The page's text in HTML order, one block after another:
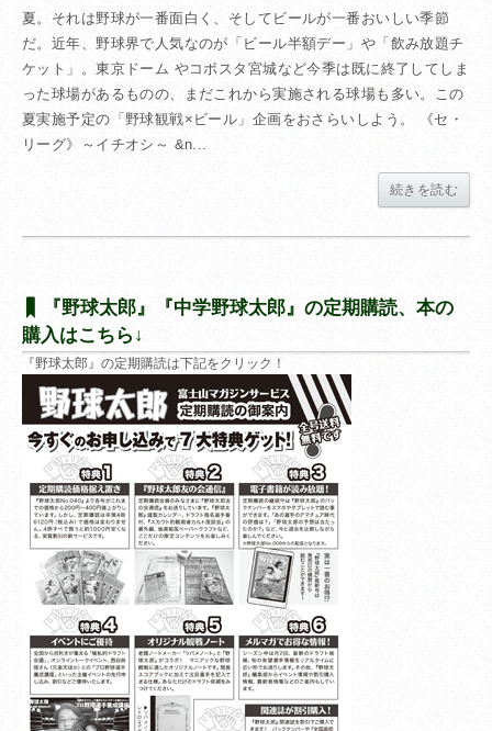
夏。それは野球が一番面白く、そしてビールが一番おいしい季節
だ。近年、野球界で人気なのが「ビール半額デー」や「飲み放題チ
ケット」。東京ドーム やコボスタ宮城など今季は既に終了してしま
った球場があるものの、まだこれから実施される球場も多い。この
夏実施予定の「野球観戦×ビール」企画をおさらいしよう。 《セ・
リーグ》～イチオシ～ &n...
続きを読む
『野球太郎』『中学野球太郎』の定期購読、本の
購入はこちら↓
『野球太郎』の定期購読は下記をクリック！